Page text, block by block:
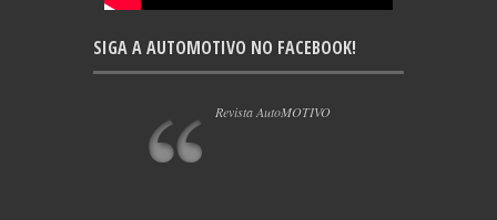
SIGA A AUTOMOTIVO NO FACEBOOK!
Revista AutoMOTIVO